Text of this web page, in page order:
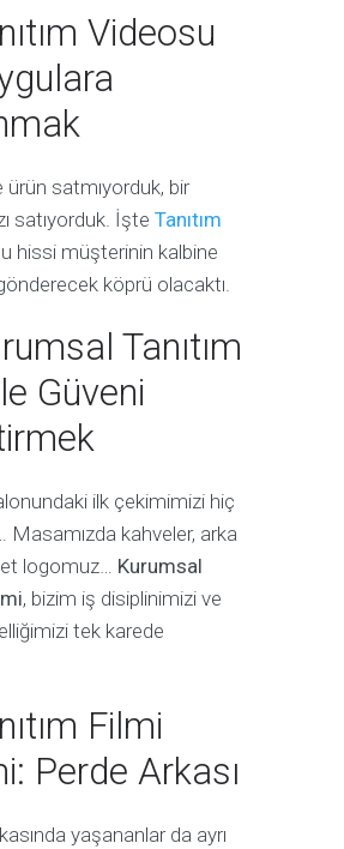
Videosu
ürün satmıyorduk, bir
satıyorduk. İşte Tanıtım
hissi müşterinin kalbine
köprü olacaktı.
Tanıtım
Güveni
ilk çekimimizi hiç
kahveler, arka
logomuz… Kurumsal
, bizim iş disiplinimizi ve
tek karede
Filmi
Perde Arkası
yaşananlar da ayrı